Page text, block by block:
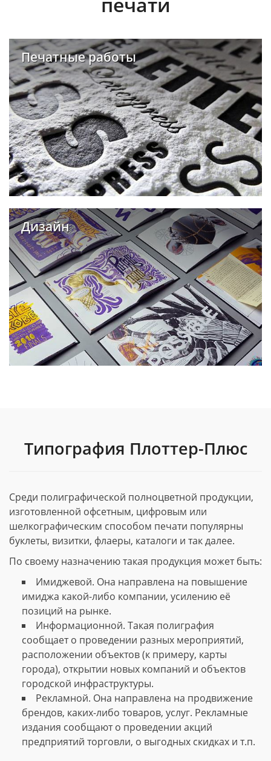
Печатные работы
Дизайн
Типография Плоттер-Плюс
Среди полиграфической полноцветной продукции,
изготовленной офсетным, цифровым или
шелкографическим способом печати популярны
буклеты, визитки, флаеры, каталоги и так далее.
По своему назначению такая продукция может быть:
Имиджевой. Она направлена на повышение
имиджа какой-либо компании, усилению её
позиций на рынке.
Информационной. Такая полиграфия
сообщает о проведении разных мероприятий,
расположении объектов (к примеру, карты
города), открытии новых компаний и объектов
городской инфраструктуры.
Рекламной. Она направлена на продвижение
брендов, каких-либо товаров, услуг. Рекламные
издания сообщают о проведении акций
предприятий торговли, о выгодных скидках и т.п.